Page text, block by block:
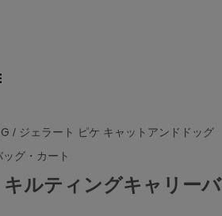
/ ジェラート ピケ キャットアンドドッグ
グ・カート
キルティングキャリー